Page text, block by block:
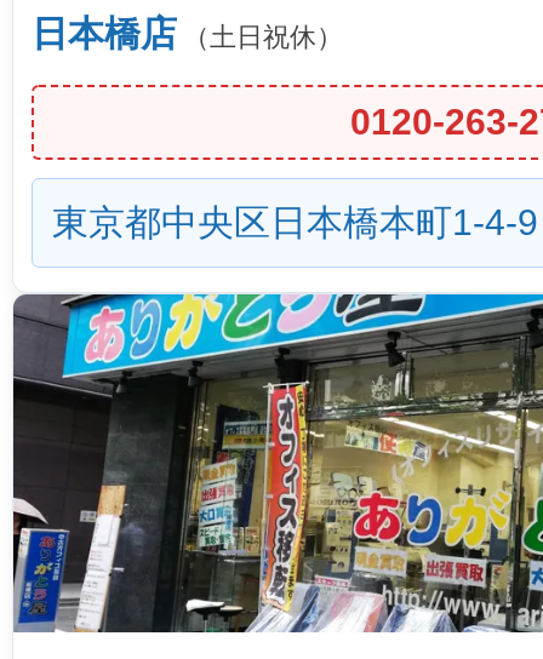
日本橋店 （土日祝休）
0120-263-
東京都中央区日本橋本町1-4-9